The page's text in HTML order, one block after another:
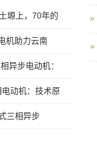
塬上，70年的
机助力云南
异步电动机：
动机：技术原
三相异步